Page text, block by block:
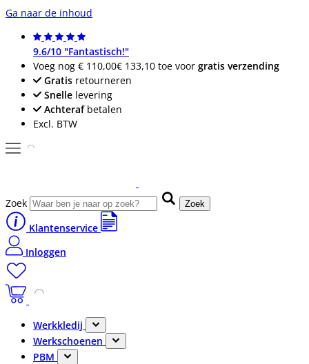
Ga naar de inhoud
9.6/10 "Fantastisch!"
Voeg nog € 110,00€ 133,10 toe voor gratis verzending
Gratis retourneren
Snelle levering
Achterafbetalen
Excl. BTW
Zoek Zoek
Klantenservice
Inloggen
Werkkledij
Werkschoenen
PBM